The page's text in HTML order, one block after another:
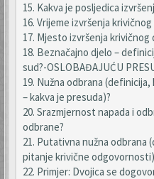
15. Kakva je posljedica
16. Vrijeme izvršenja
17. Mjesto izvršenja krivičnog
18. Beznačajno djelo –
sud?-OSLOBAĐAJUĆU
19. Nužna odbrana
– kakva je presuda)?
20. Srazmjernost napada i
odbrane?
21. Putativna nužna odbrana
pitanje krivične
22. Primjer: Dvojica se